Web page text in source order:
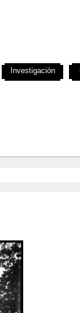
Investigación